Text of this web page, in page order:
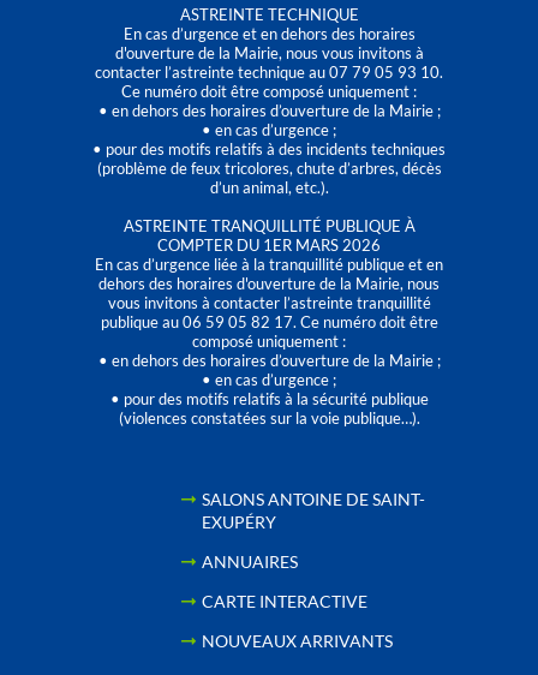
ASTREINTE TECHNIQUE
En cas d’urgence et en dehors des horaires
d'ouverture de la Mairie, nous vous invitons à
contacter l’astreinte technique au 07 79 05 93 10.
Ce numéro doit être composé uniquement :
• en dehors des horaires d’ouverture de la Mairie ;
• en cas d’urgence ;
• pour des motifs relatifs à des incidents techniques
(problème de feux tricolores, chute d’arbres, décès
d’un animal, etc.).
ASTREINTE TRANQUILLITÉ PUBLIQUE À
COMPTER DU 1ER MARS 2026
En cas d’urgence liée à la tranquillité publique et en
dehors des horaires d'ouverture de la Mairie, nous
vous invitons à contacter l’astreinte tranquillité
publique au 06 59 05 82 17. Ce numéro doit être
composé uniquement :
• en dehors des horaires d’ouverture de la Mairie ;
• en cas d’urgence ;
• pour des motifs relatifs à la sécurité publique
(violences constatées sur la voie publique…).
SALONS ANTOINE DE SAINT-
EXUPÉRY
ANNUAIRES
CARTE INTERACTIVE
NOUVEAUX ARRIVANTS